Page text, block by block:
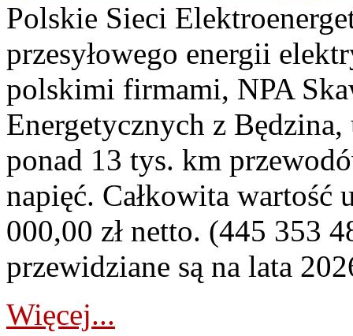
Polskie Sieci
przesyłowego energii
polskimi firmami, NPA
Energetycznych z
ponad 13 tys. km
napięć. Całkowita
000,00 zł netto. (445 353
przewidziane są na lata
Więcej...